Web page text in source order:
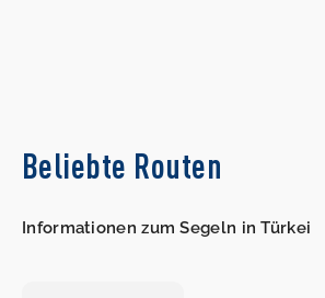
Beliebte Routen
Informationen zum Segeln in Türkei